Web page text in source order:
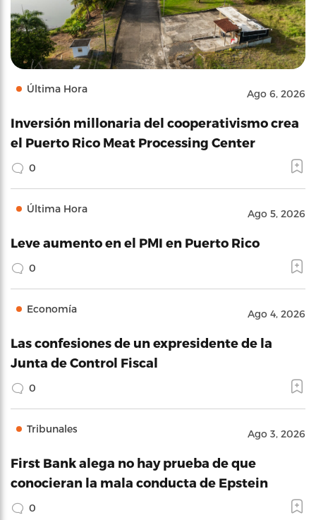
Última Hora Ago 6, 2026
Inversión millonaria del cooperativismo crea
el Puerto Rico Meat Processing Center
0
Última Hora Ago 5, 2026
Leve aumento en el PMI en Puerto Rico
0
Economía Ago 4, 2026
Las confesiones de un expresidente de la
Junta de Control Fiscal
0
Tribunales Ago 3, 2026
First Bank alega no hay prueba de que
conocieran la mala conducta de Epstein
0